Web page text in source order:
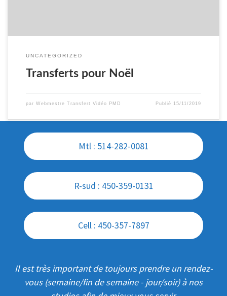
UNCATEGORIZED
Transferts pour Noël
par Webmestre Transfert Vidéo PMD Publié 15/11/2019
Mtl : 514-282-0081
R-sud : 450-359-0131
Cell : 450-357-7897
Il est très important de toujours prendre un rendez-
vous (semaine/fin de semaine - jour/soir) à nos